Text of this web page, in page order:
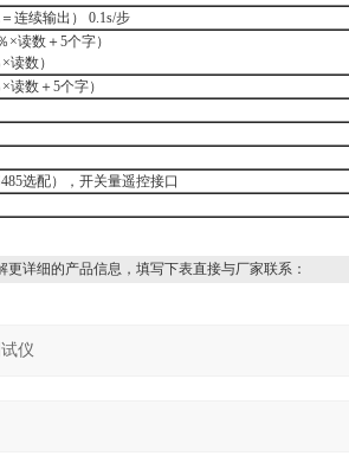
连续输出） 0.1s/步
×读数＋5个字）
读数）
读数＋5个字）
选配），开关量遥控接口
更详细的产品信息，填写下表直接与厂家联系：